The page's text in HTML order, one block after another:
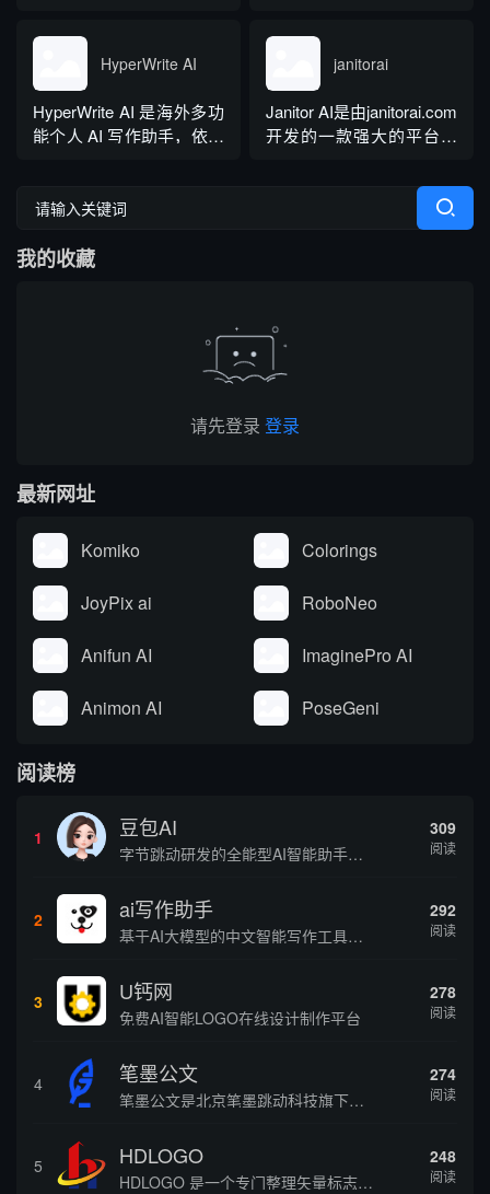
盖英、西、德、法等主流
语种，区分六大英语地域
版本。工具除基础拼写语
法纠错外，还可校验标
点、大小写、语句冗余问
依托 NLP 与大模型技术，
搭载 GrammarlyGO 智能
写作助手，集实时校对、
AI 生成、抄袭检测、引文
排版、团队文风统一功能
HyperWrite AI
HyperWrite AI 是海外多功
能个人 AI 写作助手，依托
写作功能，支持原生网页
插件，可在任意网页实时
janitorai
Janitor AI是由janitorai.com
开发的一款强大的平台，
性的NSFW虚构聊天机器
人角色。该平台由大型语
言模型驱动，包括OpenAI
我的收藏
请先登录 登录
最新网址
Komiko Colorings
JoyPix ai RoboNeo
Anifun AI ImaginePro AI
Animon AI PoseGeni
阅读榜
1 豆包AI
字节跳动研发的全能型AI智能助手，提供智能对话、知识问答、内容创作、学习办公等一站式AI服务
309
阅读
2 ai写作助手
基于AI大模型的中文智能写作工具，面向学生、自媒体、职场人士提供一站式文本创作服务 核心定位 AI写作助手是依托人工智能技术打造的创作辅助平台，专注中文文本生成与优化，帮助用户快速完成各类文案、文章、论文等内容创作，提升写作效率 核心功能 ...
292
阅读
3 U钙网
免费AI智能LOGO在线设计制作平台
278
阅读
4 笔墨公文
笔墨公文是北京笔墨跳动科技旗下垂直公文赛道 AIGC 创作平台，深耕体制公文专业场景，依托海量标准公文语料训练专属大模型。平台整合 AI 公文生成、全维度智能校对、范文库、实时更新素材库、标准化公文模板五大核心板块，兼顾公文快速撰写、文稿合...
274
阅读
5 HDLOGO
HDLOGO 是一个专门整理矢量标志和图标的网站，提供各类品牌和公司的矢量标志下载服务，主要面向设计师、营销人员和企业用户，帮他们获取高质量的品牌标识资源。
248
阅读